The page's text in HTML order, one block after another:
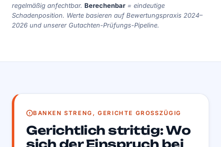
regelmäßig anfechtbar. Berechenbar = eindeutige
Schadenposition. Werte basieren auf Bewertungspraxis 2024–
2026 und unserer Gutachten-Prüfungs-Pipeline.
BANKEN STRENG, GERICHTE GROSSZÜGIG
Gerichtlich strittig: Wo
sich der Einspruch bei